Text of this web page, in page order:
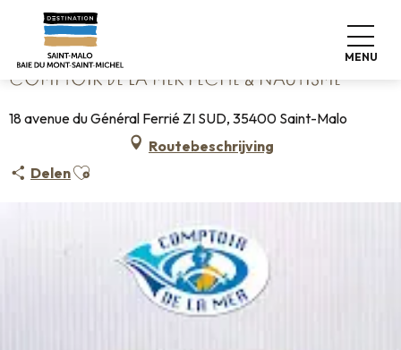
contenu
principal
MENU
Home Comptoir de la mer Pêche & Nautisme
COMPTOIR DE LA MER PÊCHE & NAUTISME
18 avenue du Général Ferrié ZI SUD, 35400 Saint-Malo
Routebeschrijving
DelenAjouter aux favoris